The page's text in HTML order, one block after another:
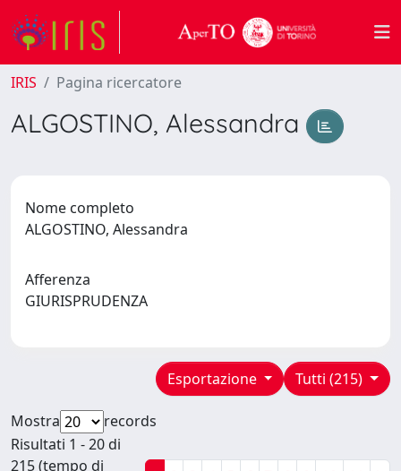
IRIS Pagina ricercatore
ALGOSTINO, Alessandra
Nome completo
ALGOSTINO, Alessandra
Afferenza
GIURISPRUDENZA
Tutti (215)
Esportazione
Mostra
records
Risultati 1 - 20 di
215 (tempo di